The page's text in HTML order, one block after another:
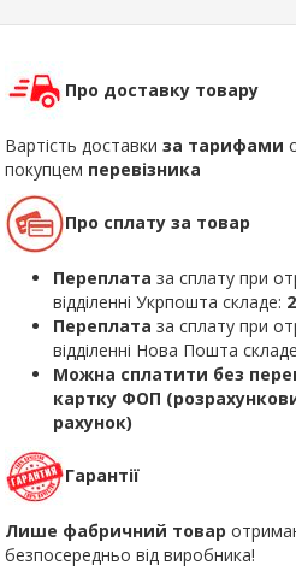
Про доставку товару
Вартість доставкиза тарифами
покупцем перевізника
Про сплату за товар
Переплата за сплату при
відділенні Укрпошта складе:
Переплата за сплату при
відділенні Нова Пошта
Можна сплатити без
картку ФОП
рахунок)
Гарантії
Лише фабричний товар
безпосередньо від виробника!